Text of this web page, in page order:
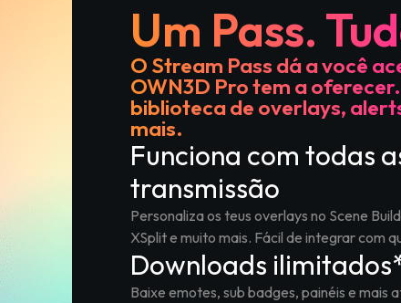
Um Pass.
O Stream Pass dá a você
OWN3D Pro tem a
biblioteca de overlays,
mais.
Funciona com todas
transmissão
Personaliza os teus overlays no Scene
XSplit e muito mais. Fácil de integrar com
Downloads
Baixe emotes, sub badges, painéis e